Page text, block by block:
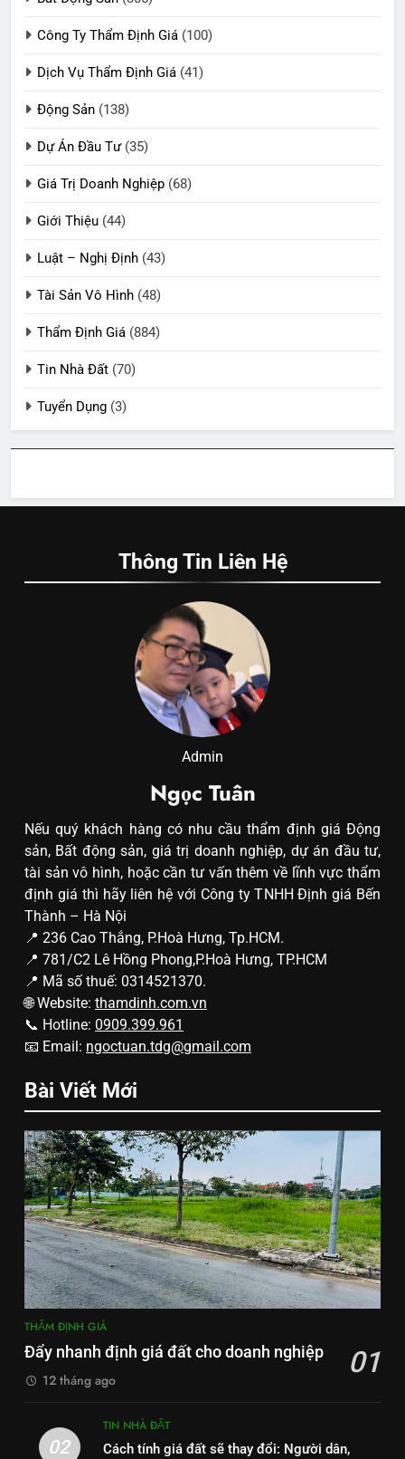
Công Ty Thẩm Định Giá (100)
Dịch Vụ Thẩm Định Giá (41)
Động Sản (138)
Dự Án Đầu Tư(35)
Giá Trị Doanh Nghiệp (68)
Giới Thiệu (44)
Luật – Nghị Định (43)
Tài Sản Vô Hình (48)
Thẩm Định Giá (884)
Tin Nhà Đất (70)
Tuyển Dụng (3)
Thông Tin Liên Hệ
Admin
Ngọc Tuân
Nếu quý khách hàng có nhu cầu thẩm định giá Động
sản, Bất động sản, giá trị doanh nghiệp, dự án đầu tư,
tài sản vô hình, hoặc cần tư vấn thêm về lĩnh vực thẩm
định giá thì hãy liên hệ với Công ty TNHH Định giá Bến
Thành – Hà Nội
📍 236 Cao Thắng, P.Hoà Hưng, Tp.HCM.
📍 781/C2 Lê Hồng Phong,P.Hoà Hưng, TP.HCM
📍 Mã số thuế: 0314521370.
🌐 Website: thamdinh.com.vn
📞 Hotline: 0909.399.961
📧 Email: ngoctuan.tdg@gmail.com
Bài Viết Mới
THẨM ĐỊNH GIÁ
Đẩy nhanh định giá đất cho doanh nghiệp 01
12 tháng ago
02
TIN NHÀ ĐẤT
Cách tính giá đất sẽ thay đổi: Người dân,